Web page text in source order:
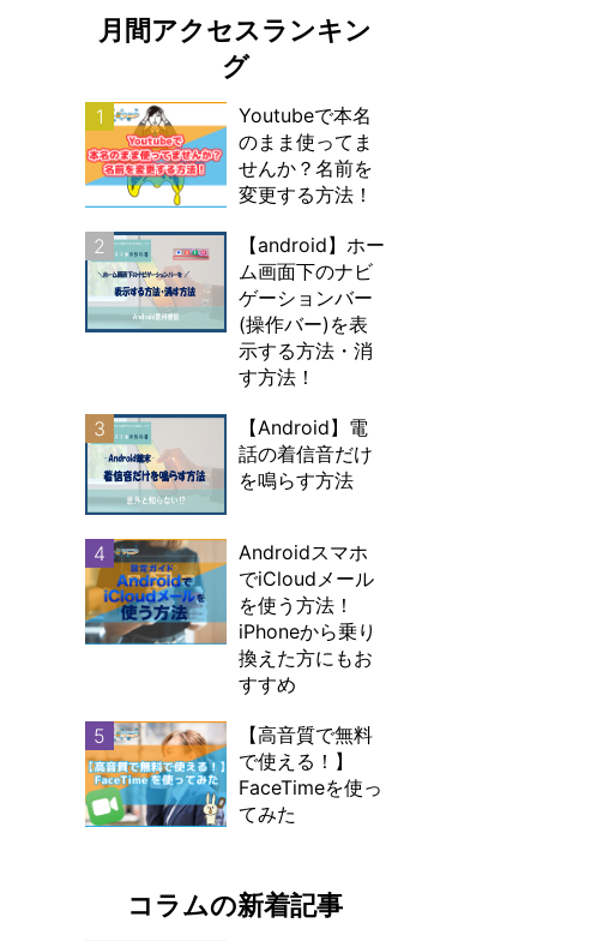
月間アクセスランキン
グ
1
Youtubeで本名
のまま使ってま
せんか？名前を
変更する方法！
2
【android】ホー
ム画面下のナビ
ゲーションバー
(操作バー)を表
示する方法・消
す方法！
3
【Android】電
話の着信音だけ
を鳴らす方法
4
Androidスマホ
でiCloudメール
を使う方法！
iPhoneから乗り
換えた方にもお
すすめ
5
【高音質で無料
で使える！】
FaceTimeを使っ
てみた
コラムの新着記事